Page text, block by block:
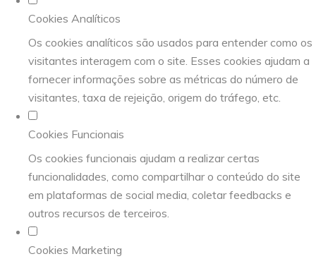
Cookies Analíticos
Os cookies analíticos são usados para entender como os
visitantes interagem com o site. Esses cookies ajudam a
fornecer informações sobre as métricas do número de
visitantes, taxa de rejeição, origem do tráfego, etc.
Cookies Funcionais
Os cookies funcionais ajudam a realizar certas
funcionalidades, como compartilhar o conteúdo do site
em plataformas de social media, coletar feedbacks e
outros recursos de terceiros.
Cookies Marketing